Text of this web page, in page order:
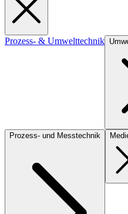
Prozess- & Umwelttechnik
Prozess- und Messtechnik